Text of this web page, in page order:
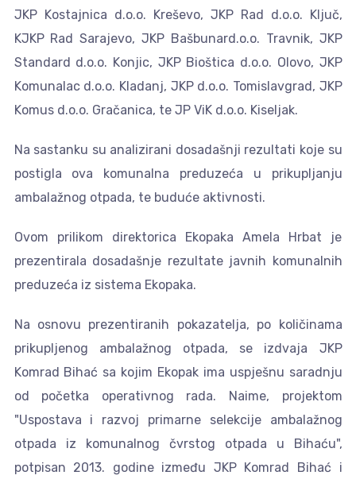
JKP Kostajnica d.o.o. Kreševo, JKP Rad d.o.o. Ključ,
KJKP Rad Sarajevo, JKP Bašbunard.o.o. Travnik, JKP
Standard d.o.o. Konjic, JKP Bioštica d.o.o. Olovo, JKP
Komunalac d.o.o. Kladanj, JKP d.o.o. Tomislavgrad, JKP
Komus d.o.o. Gračanica, te JP ViK d.o.o. Kiseljak.
Na sastanku su analizirani dosadašnji rezultati koje su
postigla ova komunalna preduzeća u prikupljanju
ambalažnog otpada, te buduće aktivnosti.
Ovom prilikom direktorica Ekopaka Amela Hrbat je
prezentirala dosadašnje rezultate javnih komunalnih
preduzeća iz sistema Ekopaka.
Na osnovu prezentiranih pokazatelja, po količinama
prikupljenog ambalažnog otpada, se izdvaja JKP
Komrad Bihać sa kojim Ekopak ima uspješnu saradnju
od početka operativnog rada. Naime, projektom
"Uspostava i razvoj primarne selekcije ambalažnog
otpada iz komunalnog čvrstog otpada u Bihaću",
potpisan 2013. godine između JKP Komrad Bihać i